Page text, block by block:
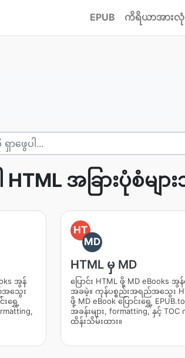
EPUB ကိရိယာအားလုံ
HTML အခြားပုံစံမျာ
အွန်
အသွေး
းရွှေ့
HT
MD
HTML မှ MD
ပြောင်း HTML ဖို့ MD eBooks အွ
အခမဲ့။ ကုန်ပစ္စည်းအရည်အသွေး
ဖို့ MD eBook ပြောင်းရွှေ့
အခန်းများ, formatting, နှင့် TOC
ထိန်းသိမ်းထား။